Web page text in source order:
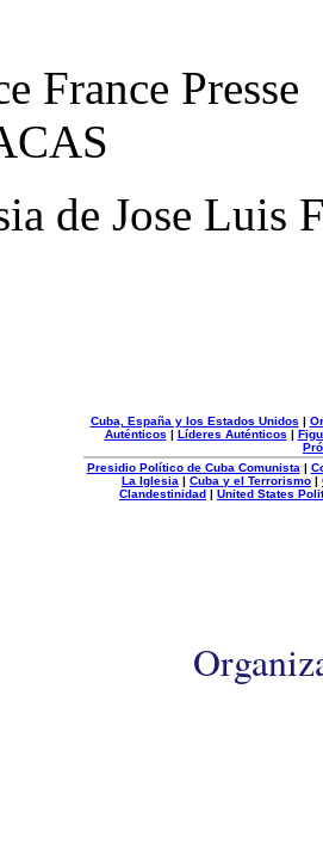
France Presse
de Jose Luis
Cuba, España y los Estados Unidos |
Auténticos | Líderes Auténticos |
Presidio Político de Cuba Comunista |
La Iglesia | Cuba y el Terrorismo |
Clandestinidad | United States